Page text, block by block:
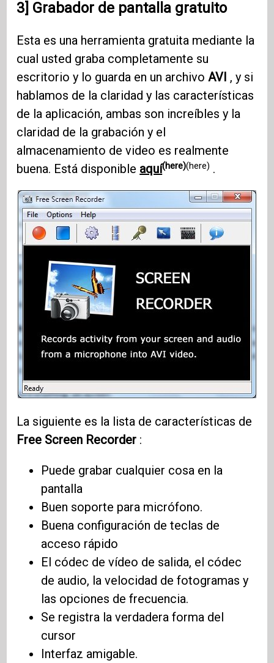
3] Grabador de pantalla gratuito
Esta es una herramienta gratuita mediante la
cual usted graba completamente su
escritorio y lo guarda en un archivoAVI , y si
hablamos de la claridad y las características
de la aplicación, ambas son increíbles y la
claridad de la grabación y el
almacenamiento de video es realmente
buena. Está disponible aquí(here)(here) .
La siguiente es la lista de características de
Free Screen Recorder :
Puede grabar cualquier cosa en la
pantalla
Buen soporte para micrófono.
Buena configuración de teclas de
acceso rápido
El códec de vídeo de salida, el códec
de audio, la velocidad de fotogramas y
las opciones de frecuencia.
Se registra la verdadera forma del
cursor
Interfaz amigable.